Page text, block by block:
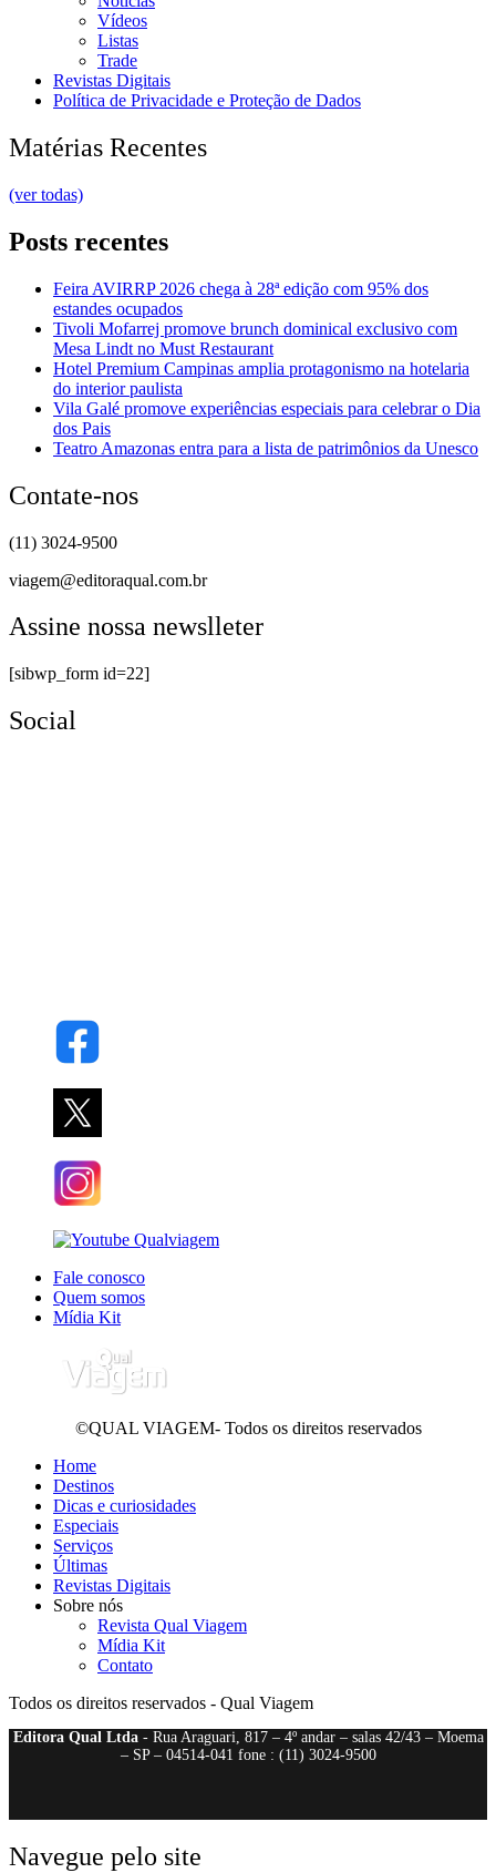
Vídeos
Listas
Trade
Revistas Digitais
Política de Privacidade e Proteção de Dados
Matérias Recentes
(ver todas)
Posts recentes
Feira AVIRRP 2026 chega à 28ª edição com 95% dos
estandes ocupados
Tivoli Mofarrej promove brunch dominical exclusivo com
Mesa Lindt no Must Restaurant
Hotel Premium Campinas amplia protagonismo na hotelaria
do interior paulista
Vila Galé promove experiências especiais para celebrar o Dia
dos Pais
Teatro Amazonas entra para a lista de patrimônios da Unesco
Contate-nos
(11) 3024-9500
viagem@editoraqual.com.br
Assine nossa newslleter
[sibwp_form id=22]
Social
Fale conosco
Quem somos
Mídia Kit
©QUAL VIAGEM- Todos os direitos reservados
Home
Destinos
Dicas e curiosidades
Especiais
Serviços
Últimas
Revistas Digitais
Sobre nós
Revista Qual Viagem
Mídia Kit
Contato
Todos os direitos reservados - Qual Viagem
Editora Qual Ltda- Rua Araguari, 817 – 4º andar – salas 42/43 – Moema
– SP – 04514-041 fone : (11) 3024-9500
Navegue pelo site